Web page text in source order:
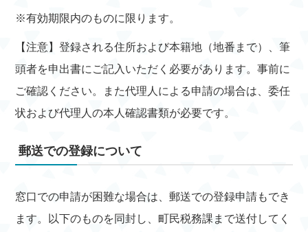
※有効期限内のものに限ります。
【注意】登録される住所および本籍地（地番まで）、筆
頭者を申出書にご記入いただく必要があります。事前に
ご確認ください。また代理人による申請の場合は、委任
状および代理人の本人確認書類が必要です。
郵送での登録について
窓口での申請が困難な場合は、郵送での登録申請もでき
ます。以下のものを同封し、町民税務課まで送付してく